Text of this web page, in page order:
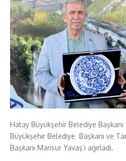
Hatay Büyükşehir Belediye
Büyükşehir Belediye Başkanı ve
Başkanı Mansur Yavaş’ı ağırladı.